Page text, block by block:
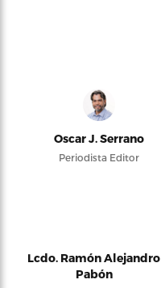
Oscar J. Serrano
Periodista Editor
Lcdo. Ramón Alejandro
Pabón